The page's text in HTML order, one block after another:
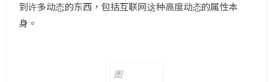
到许多动态的东西，包括互联网这种高度动态的属性本
身。
图